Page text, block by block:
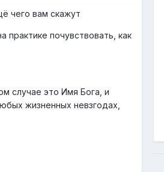
чего вам скажут
почувствовать, как
случае это Имя Бога, и
жизненных невзгодах,